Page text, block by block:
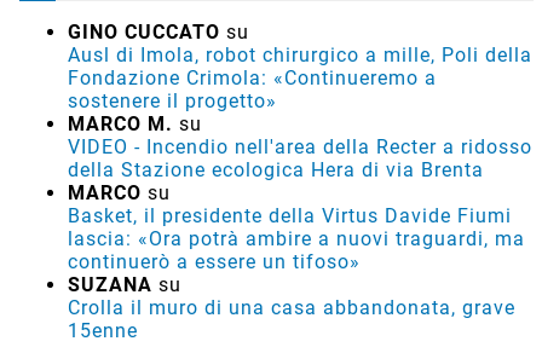
GINO CUCCATO su
Ausl di Imola, robot chirurgico a mille, Poli della
Fondazione Crimola: «Continueremo a
sostenere il progetto»
MARCO M. su
VIDEO - Incendio nell'area della Recter a ridosso
della Stazione ecologica Hera di via Brenta
MARCO su
Basket, il presidente della Virtus Davide Fiumi
lascia: «Ora potrà ambire a nuovi traguardi, ma
continuerò a essere un tifoso»
SUZANA su
Crolla il muro di una casa abbandonata, grave
15enne